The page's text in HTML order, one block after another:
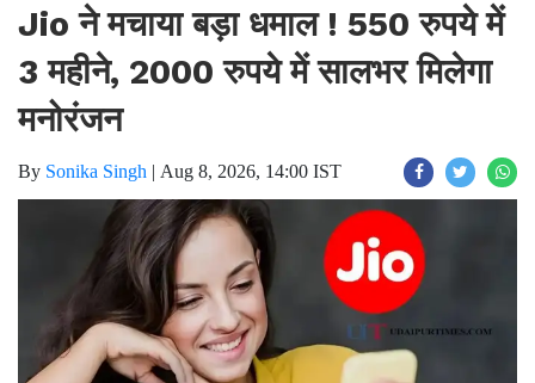
Jio ने मचाया बड़ा धमाल ! 550 रुपये में
3 महीने, 2000 रुपये में सालभर मिलेगा
मनोरंजन
By Sonika Singh | Aug 8, 2026, 14:00 IST